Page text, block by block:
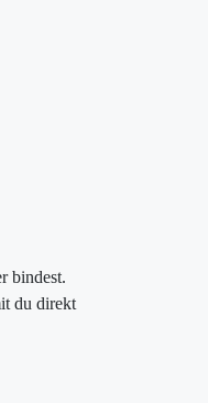
bindest.
du direkt